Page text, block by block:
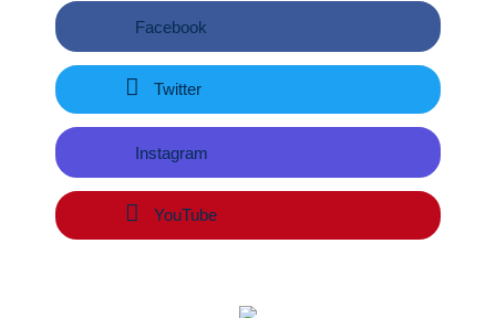
Facebook
Twitter
Instagram
YouTube